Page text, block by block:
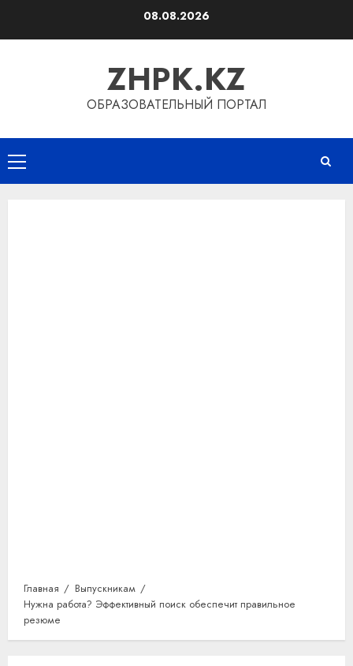
08.08.2026
ZHPK.KZ
ОБРАЗОВАТЕЛЬНЫЙ ПОРТАЛ
Основное
меню
Главная
Выпускникам
Нужна работа? Эффективный поиск обеспечит правильное
резюме